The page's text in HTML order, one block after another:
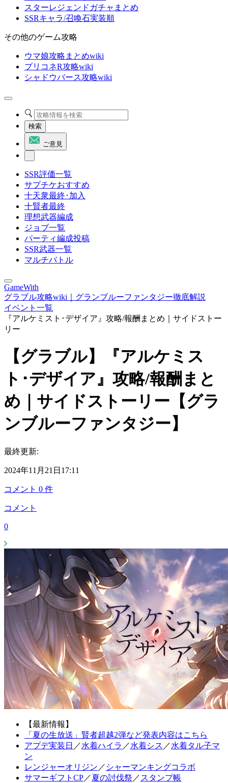
スターレジェンドガチャまとめ
SSRキャラ/召喚石実装順
その他のゲーム攻略
ウマ娘攻略まとめwiki
プリコネR攻略wiki
シャドウバース攻略wiki
検索
ご意見
SSR評価一覧
サプチケおすすめ
十天衆最終･加入
十賢者最終
理想武器編成
ジョブ一覧
パーティ編成投稿
SSR武器一覧
マルチバトル
GameWith
グラブル攻略wiki｜グランブルーファンタジー徹底解説
イベント一覧
『アルケミスト･デザイア』攻略/報酬まとめ｜サイドストー
リー
【グラブル】『アルケミス
ト･デザイア』攻略/報酬まと
め｜サイドストーリー【グラ
ンブルーファンタジー】
最終更新:
2024年11月21日17:11
コメント 0 件
コメント
0
【最新情報】
「夏の生放送」賢者超越2弾など発表内容はこちら
アプデ実装日 ／水着ハイラ ／水着シス ／水着タル子マ
ン
レンジャーオリジン ／ シャーマンキングコラボ
サマーギフトCP／夏の討伐祭 ／ スタンプ帳